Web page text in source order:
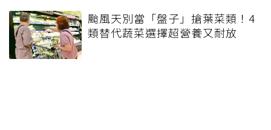
颱風天別當「盤子」搶葉菜類！4
類替代蔬菜選擇超營養又耐放